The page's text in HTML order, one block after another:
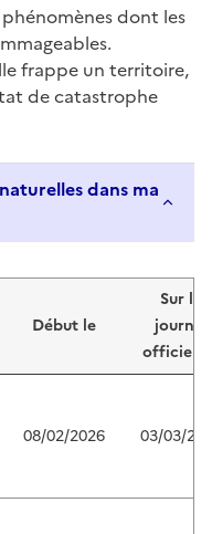
dont les
frappe un territoire,
de catastrophe
dans ma
Début le
Sur le
journal
officiel
08/02/2026 03/03/